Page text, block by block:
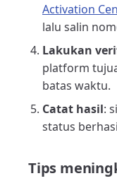
Activation
lalu salin
Lakukan
platform
batas waktu.
Catat hasil:
status
Tips